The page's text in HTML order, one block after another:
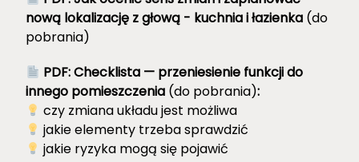
nową lokalizację z głową - kuchnia i łazienka (do
pobrania)
PDF: Checklista — przeniesienie funkcji do
innego pomieszczenia (do pobrania):
czy zmiana układu jest możliwa
jakie elementy trzeba sprawdzić
jakie ryzyka mogą się pojawić